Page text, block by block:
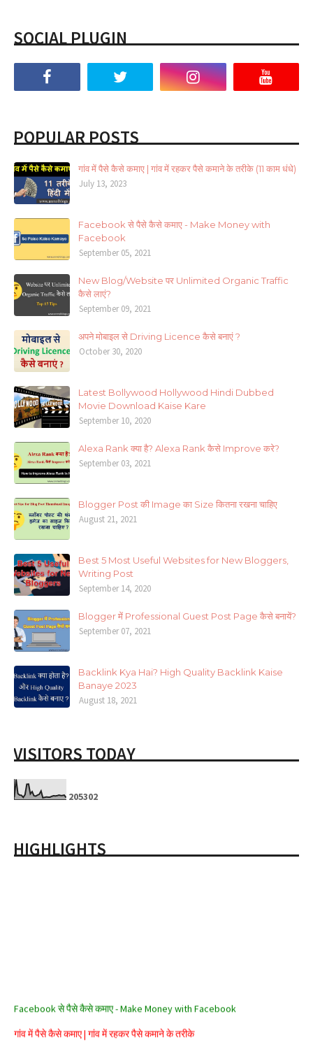
SOCIAL PLUGIN
POPULAR POSTS
गांव में पैसे कैसे कमाए | गांव में रहकर पैसे कमाने के तरीके (11 काम धंधे)
July 13, 2023
Facebook से पैसे कैसे कमाए - Make Money with
Facebook
September 05, 2021
New Blog/Website पर Unlimited Organic Traffic
कैसे लाएं?
September 09, 2021
अपने मोबाइल से Driving Licence कैसे बनाएं ?
October 30, 2020
Latest Bollywood Hollywood Hindi Dubbed
Movie Download Kaise Kare
September 10, 2020
Alexa Rank क्या है? Alexa Rank कैसे Improve करे?
September 03, 2021
Blogger Post की Image का Size कितना रखना चाहिए
August 21, 2021
Best 5 Most Useful Websites for New Bloggers,
Writing Post
September 14, 2020
Blogger में Professional Guest Post Page कैसे बनायें?
September 07, 2021
Backlink Kya Hai? High Quality Backlink Kaise
Banaye 2023
August 18, 2021
VISITORS TODAY
205302
HIGHLIGHTS
Facebook से पैसे कैसे कमाए - Make Money with Facebook
गांव में पैसे कैसे कमाए | गांव में रहकर पैसे कमाने के तरीके